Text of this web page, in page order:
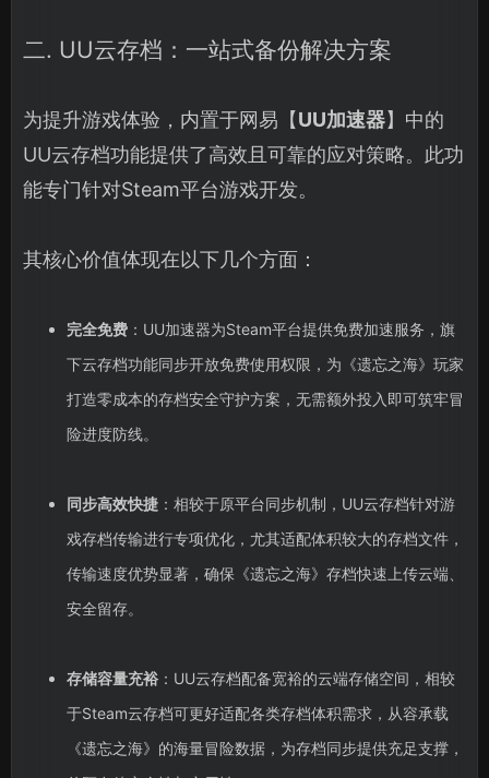
二. UU云存档：一站式备份解决方案
为提升游戏体验，内置于网易【UU加速器】中的
UU云存档功能提供了高效且可靠的应对策略。此功
能专门针对Steam平台游戏开发。
其核心价值体现在以下几个方面：
完全免费：UU加速器为Steam平台提供免费加速服务，旗
下云存档功能同步开放免费使用权限，为《遗忘之海》玩家
打造零成本的存档安全守护方案，无需额外投入即可筑牢冒
险进度防线。
同步高效快捷：相较于原平台同步机制，UU云存档针对游
戏存档传输进行专项优化，尤其适配体积较大的存档文件，
传输速度优势显著，确保《遗忘之海》存档快速上传云端、
安全留存。
存储容量充裕：UU云存档配备宽裕的云端存储空间，相较
于Steam云存档可更好适配各类存档体积需求，从容承载
《遗忘之海》的海量冒险数据，为存档同步提供充足支撑，